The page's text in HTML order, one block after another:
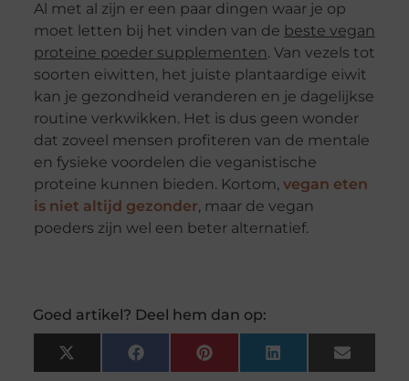
Al met al zijn er een paar dingen waar je op
moet letten bij het vinden van de beste vegan
proteine poeder supplementen. Van vezels tot
soorten eiwitten, het juiste plantaardige eiwit
kan je gezondheid veranderen en je dagelijkse
routine verkwikken. Het is dus geen wonder
dat zoveel mensen profiteren van de mentale
en fysieke voordelen die veganistische
proteine kunnen bieden. Kortom, vegan eten
is niet altijd gezonder, maar de vegan
poeders zijn wel een beter alternatief.
Goed artikel? Deel hem dan op:
X
(Twitter)
FacebookPinterest LinkedIn Email